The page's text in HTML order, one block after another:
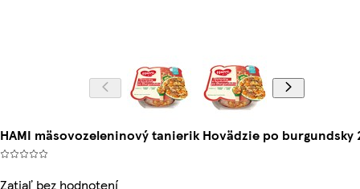
HAMI mäsovozeleninový tanierik Hovädzie po burgundsky
Zatiaľ bez hodnotení